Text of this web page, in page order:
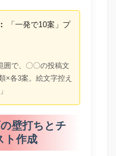
「一発で10案」プ
囲で、〇〇の投稿文
×各3案。絵文字控え
壁打ちとチ
ト作成